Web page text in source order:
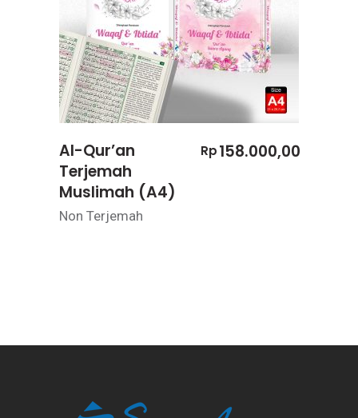
Al-Qur’an
Terjemah
Muslimah (A4)
Rp158.000,00
Non Terjemah